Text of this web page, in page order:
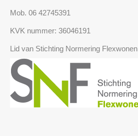
Mob. 06 42745391
KVK nummer: 36046191
Lid van Stichting Normering Flexwonen